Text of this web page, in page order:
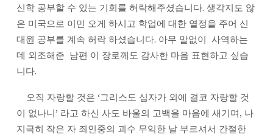
신학 공부할 수 있는 기회를 허락해주셨습니다. 생각지도 않
은 미국으로 이민 오게 하시고 학업에 대한 열정을 주어 신
대원 공부를 계속 허락 하셨습니다. 아무 말없이 사역하는
데 외조해준 남편 이 장로께도 감사한 마음 표현하고 싶습
니다.
오직 자랑할 것은 ‘그리스도 십자가 외에 결코 자랑할 것
이 없나니’ 라고 하신 사도 바울의 고백을 마음에 새기며, 나
지극히 작은 자 죄인중의 괴수 무익한 날 부르셔서 간절한